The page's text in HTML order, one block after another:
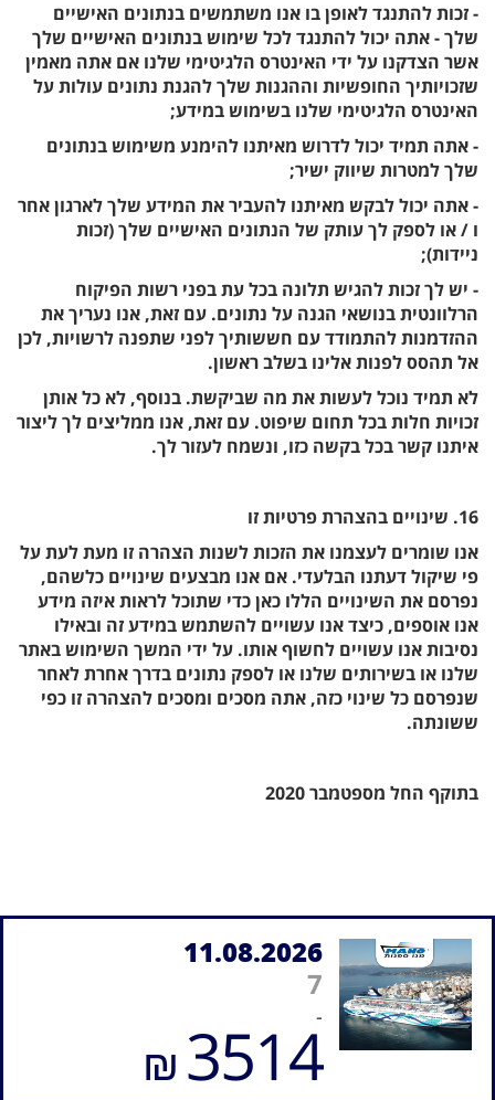
- זכות להתנגד לאופן בו אנו משתמשים בנתונים האישיים
שלך - אתה יכול להתנגד לכל שימוש בנתונים האישיים שלך
אשר הצדקנו על ידי האינטרס הלגיטימי שלנו אם אתה מאמין
שזכויותיך החופשיות וההגנות שלך להגנת נתונים עולות על
האינטרס הלגיטימי שלנו בשימוש במידע;
- אתה תמיד יכול לדרוש מאיתנו להימנע משימוש בנתונים
שלך למטרות שיווק ישיר;
- אתה יכול לבקש מאיתנו להעביר את המידע שלך לארגון אחר
ו / או לספק לך עותק של הנתונים האישיים שלך (זכות
ניידות);
- יש לך זכות להגיש תלונה בכל עת בפני רשות הפיקוח
הרלוונטית בנושאי הגנה על נתונים. עם זאת, אנו נעריך את
ההזדמנות להתמודד עם חששותיך לפני שתפנה לרשויות, לכן
אל תהסס לפנות אלינו בשלב ראשון.
לא תמיד נוכל לעשות את מה שביקשת. בנוסף, לא כל אותן
זכויות חלות בכל תחום שיפוט. עם זאת, אנו ממליצים לך ליצור
איתנו קשר בכל בקשה כזו, ונשמח לעזור לך.
16. שינויים בהצהרת פרטיות זו
אנו שומרים לעצמנו את הזכות לשנות הצהרה זו מעת לעת על
פי שיקול דעתנו הבלעדי. אם אנו מבצעים שינויים כלשהם,
נפרסם את השינויים הללו כאן כדי שתוכל לראות איזה מידע
אנו אוספים, כיצד אנו עשויים להשתמש במידע זה ובאילו
נסיבות אנו עשויים לחשוף אותו. על ידי המשך השימוש באתר
שלנו או בשירותים שלנו או לספק נתונים בדרך אחרת לאחר
שנפרסם כל שינוי כזה, אתה מסכים ומסכים להצהרה זו כפי
ששונתה.
בתוקף החל מספטמבר 2020
11.08.2026
7
-
₪ 3514